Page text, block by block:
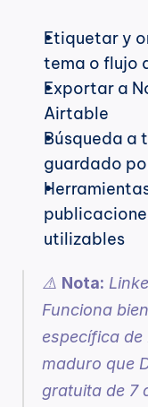
Etiquetar y
tema o flujo
Exportar a
Airtable
Búsqueda a
guardado
utilizables
⚠️ Nota:
Funciona
específica de
maduro que
gratuita de 7